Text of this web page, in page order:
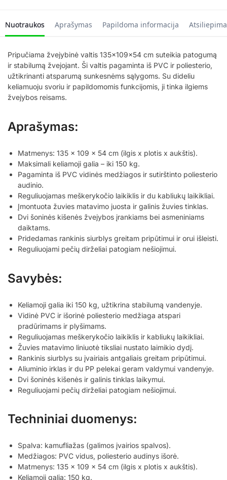
Nuotraukos Aprašymas Papildoma informacija
Pripučiama žvejybinė valtis 135x109x54 cm suteikia patogumą
ir stabilumą žvejojant. Ši valtis pagaminta iš PVC ir poliesterio,
užtikrinanti atsparumą sunkesnėms sąlygoms. Su dideliu
keliamuoju svoriu ir papildomomis funkcijomis, ji tinka ilgiems
žvejybos reisams.
Aprašymas:
Matmenys: 135 x 109 x 54 cm (ilgis x plotis x aukštis).
Maksimali keliamoji galia – iki 150 kg.
Pagaminta iš PVC vidinės medžiagos ir sutirštinto poliesterio
audinio.
Reguliuojamas meškerykočio laikiklis ir du kabliukų laikikliai.
Įmontuota žuvies matavimo juosta ir galinis žuvies tinklas.
Dvi šoninės kišenės žvejybos įrankiams bei asmeniniams
daiktams.
Pridedamas rankinis siurblys greitam pripūtimui ir orui išleisti.
Reguliuojami pečių dirželiai patogiam nešiojimui.
Savybės:
Keliamoji galia iki 150 kg, užtikrina stabilumą vandenyje.
Vidinė PVC ir išorinė poliesterio medžiaga atspari
pradūrimams ir plyšimams.
Reguliuojamas meškerykočio laikiklis ir kabliukų laikikliai.
Žuvies matavimo liniuotė tiksliai nustato laimikio dydį.
Rankinis siurblys su įvairiais antgaliais greitam pripūtimui.
Aliuminio irklas ir du PP pelekai geram valdymui vandenyje.
Dvi šoninės kišenės ir galinis tinklas laikymui.
Reguliuojami pečių dirželiai patogiam nešiojimui.
Techniniai duomenys:
Spalva: kamufliažas (galimos įvairios spalvos).
Medžiagos: PVC vidus, poliesterio audinys išorė.
Matmenys: 135 x 109 x 54 cm (ilgis x plotis x aukštis).
Keliamoji galia: 150 kg.